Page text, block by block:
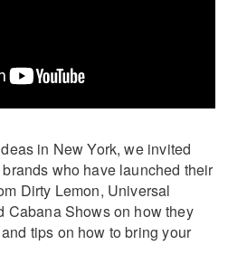
in New York, we invited
who have launched their
Dirty Lemon, Universal
Cabana Shows on how they
tips on how to bring your